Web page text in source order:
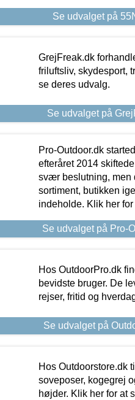
Se udvalget på
GrejFreak.dk
friluftsliv, skydesport,
se deres udvalg.
Se udvalget på
Pro-Outdoor.dk
efteråret 2014
svær beslutning, men
sortiment, butikken
indeholde. Klik her
Se udvalget på Pro-
Hos OutdoorPro.dk
bevidste bruger. De
rejser, fritid og
Se udvalget på
Hos Outdoorstore.dk
soveposer, kogegrej
højder. Klik her for at